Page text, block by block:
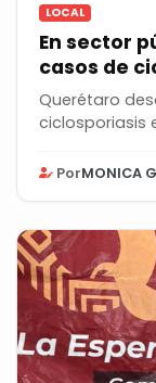
LOCAL
En sector
casos de
Querétaro
ciclosporiasis
PorMONICA